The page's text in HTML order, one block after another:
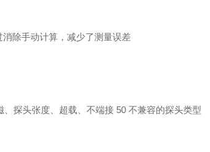
除手动计算，减少了测量误差
头张度、超载、不端接 50 不兼容的探头类型